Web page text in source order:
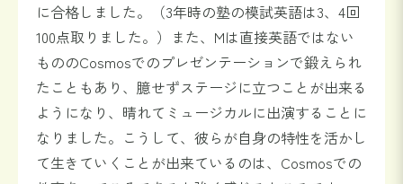
に合格しました。（3年時の塾の模試英語は3、4回
100点取りました。）また、Mは直接英語ではない
もののCosmosでのプレゼンテーションで鍛えられ
たこともあり、臆せずステージに立つことが出来る
ようになり、晴れてミュージカルに出演することに
なりました。こうして、彼らが自身の特性を活かし
て生きていくことが出来ているのは、Cosmosでの